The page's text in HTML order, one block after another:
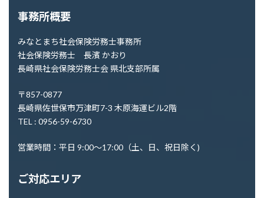
事務所概要
みなとまち社会保険労務士事務所
社会保険労務士 長濱 かおり
長崎県社会保険労務士会 県北支部所属
〒857-0877
長崎県佐世保市万津町7-3 木原海運ビル2階
TEL : 0956-59-6730
営業時間：平日 9:00～17:00（土、日、祝日除く)
ご対応エリア